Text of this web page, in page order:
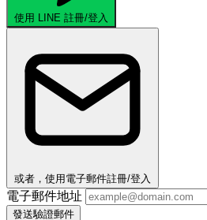
使用 LINE 註冊/登入
或者，使用電子郵件註冊/登入
電子郵件地址
發送驗證郵件